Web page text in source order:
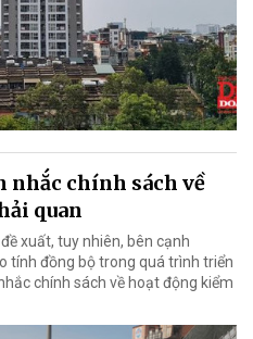
nhắc chính sách về
quan
xuất, tuy nhiên, bên cạnh
tính đồng bộ trong quá trình triển
chính sách về hoạt động kiểm